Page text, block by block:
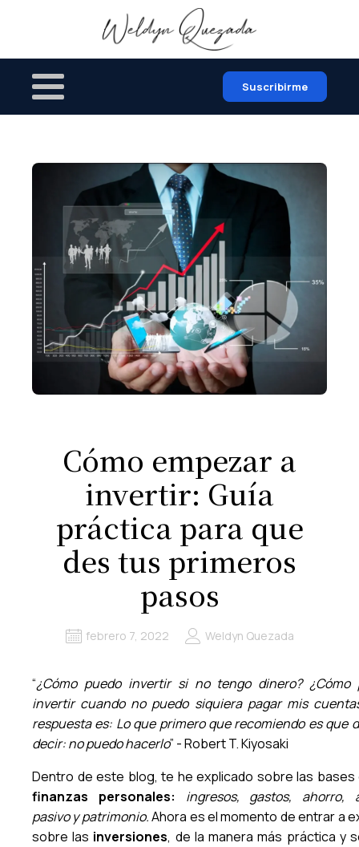
Suscribirme
Cómo empezar a
invertir: Guía
práctica para que
des tus primeros
pasos
febrero 7, 2022 Weldyn Quezada
“¿Cómo puedo invertir si no tengo dinero? ¿Cómo
invertir cuando no puedo siquiera pagar mis
respuesta es: Lo que primero que recomiendo es que
decir: no puedo hacerlo” - Robert T. Kiyosaki
Dentro de este blog, te he explicado sobre las bases
finanzas personales:
ingresos, gastos, ahorro,
pasivo y patrimonio.Ahora es el momento de entrar a
sobre las inversiones, de la manera más práctica y